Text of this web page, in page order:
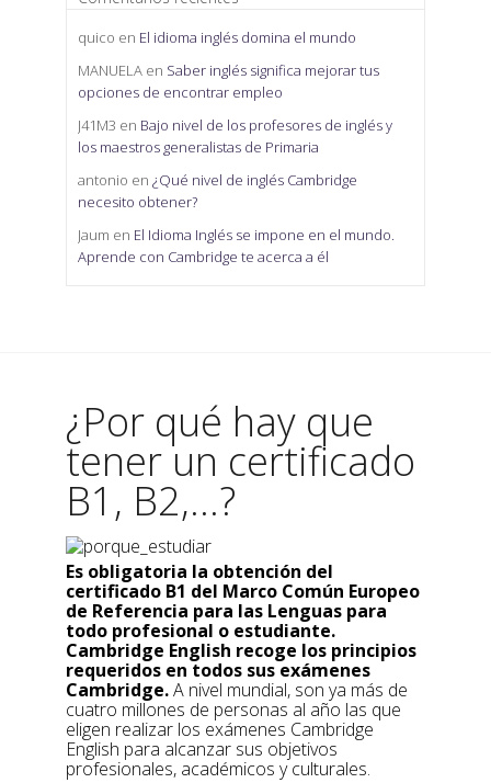
quico en El idioma inglés domina el mundo
MANUELA en Saber inglés significa mejorar tus
opciones de encontrar empleo
J41M3 en Bajo nivel de los profesores de inglés y
los maestros generalistas de Primaria
antonio en ¿Qué nivel de inglés Cambridge
necesito obtener?
Jaum en El Idioma Inglés se impone en el mundo.
Aprende con Cambridge te acerca a él
¿Por qué hay que
tener un certificado
B1, B2,...?
Es obligatoria la obtención del
certificado B1 del Marco Común Europeo
de Referencia para las Lenguas para
todo profesional o estudiante.
Cambridge English recoge los principios
requeridos en todos sus exámenes
Cambridge.A nivel mundial, son ya más de
cuatro millones de personas al año las que
eligen realizar los exámenes Cambridge
English para alcanzar sus objetivos
profesionales, académicos y culturales.